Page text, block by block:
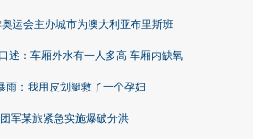
运会主办城市为澳大利亚布里斯班
述：车厢外水有一人多高 车厢内缺氧
雨：我用皮划艇救了一个孕妇
军某旅紧急实施爆破分洪